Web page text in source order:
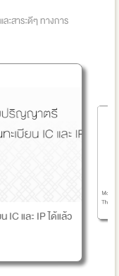
ะสาระดีๆ ทางการ
ได้แล้ว
Mock
ThaiPFA